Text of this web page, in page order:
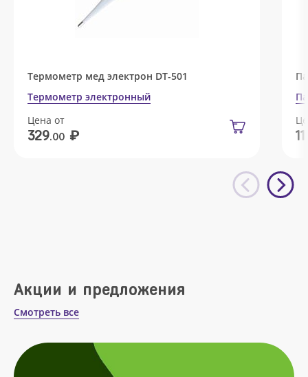
Термометр мед электрон DT-501
Термометр электронный
Цена от
329.00 ₽ 11
Акции и предложения
Смотреть все